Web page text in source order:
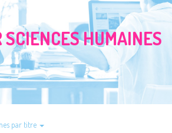
SCIENCES HUMAINES
par titre